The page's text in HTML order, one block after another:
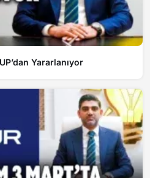
Yararlanıyor